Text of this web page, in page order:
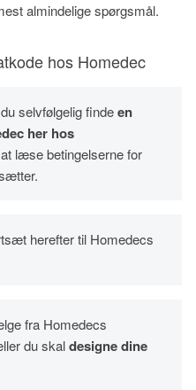
almindelige spørgsmål.
hos Homedec
selvfølgelig findeen
her hos
læse betingelserne for
herefter til Homedecs
fra Homedecs
du skaldesigne dine